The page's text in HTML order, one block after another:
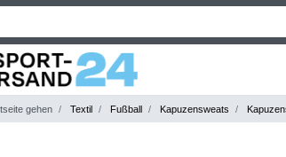
gehen Textil Fußball Kapuzensweats